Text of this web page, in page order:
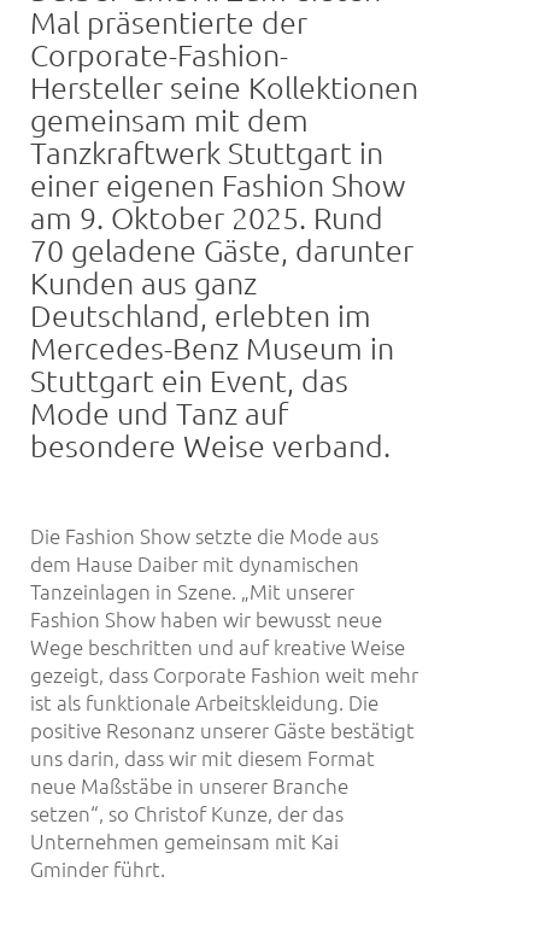
Mal präsentierte der
Corporate-Fashion-
Hersteller seine Kollektionen
gemeinsam mit dem
Tanzkraftwerk Stuttgart in
einer eigenen Fashion Show
am 9. Oktober 2025. Rund
70 geladene Gäste, darunter
Kunden aus ganz
Deutschland, erlebten im
Mercedes-Benz Museum in
Stuttgart ein Event, das
Mode und Tanz auf
besondere Weise verband.
Die Fashion Show setzte die Mode aus
dem Hause Daiber mit dynamischen
Tanzeinlagen in Szene. „Mit unserer
Fashion Show haben wir bewusst neue
Wege beschritten und auf kreative Weise
gezeigt, dass Corporate Fashion weit mehr
ist als funktionale Arbeitskleidung. Die
positive Resonanz unserer Gäste bestätigt
uns darin, dass wir mit diesem Format
neue Maßstäbe in unserer Branche
setzen“, so Christof Kunze, der das
Unternehmen gemeinsam mit Kai
Gminder führt.